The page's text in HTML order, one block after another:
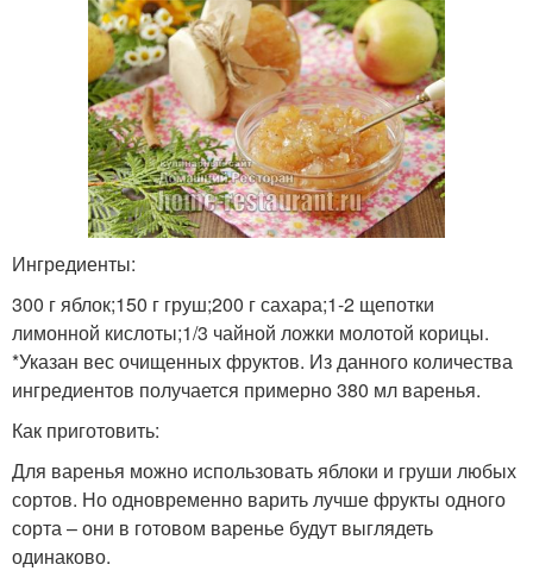
Ингредиенты:
300 г яблок;150 г груш;200 г сахара;1-2 щепотки
лимонной кислоты;1/3 чайной ложки молотой корицы.
*Указан вес очищенных фруктов. Из данного количества
ингредиентов получается примерно 380 мл варенья.
Как приготовить:
Для варенья можно использовать яблоки и груши любых
сортов. Но одновременно варить лучше фрукты одного
сорта – они в готовом варенье будут выглядеть
одинаково.